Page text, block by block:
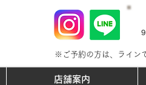
9
※ご予約の方は、ライン
店舗案内